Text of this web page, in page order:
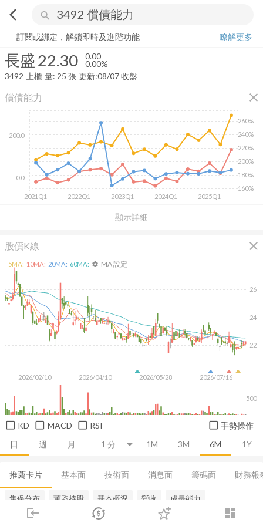
arrow_back_ios search
login dashboard
市場 登入
長盛 22.300.00%
訂閱或綁定，解鎖即時及進階功能
瞭解更多
長盛22.30 0.00
0.00%
3492
上櫃 量: 25 張 更新:08/07 收盤
償債能力 close
顯示詳細
2021Q1 2022Q1 2023Q1 2024Q1 2025Q1
160%
180%
200%
220%
240%
260%
0.0
200.0
股價K線 close
日 週 月 1M 3M 6M 1Y
2026/02/10 2026/04/10 2026/05/28 2026/07/16
22
24
26
500
5MA: 10MA: 20MA: 60MA: settings MA 設定
KD MACD RSI 手勢操作
推薦卡片 基本面 技術面 消息面 籌碼面 財務報
集保分布 董監持股 基本概況 營收 成長能力